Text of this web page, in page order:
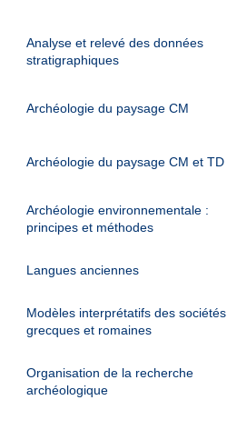
Analyse et relevé des données
stratigraphiques
Archéologie du paysage CM
Archéologie du paysage CM et TD
Archéologie environnementale :
principes et méthodes
Langues anciennes
Modèles interprétatifs des sociétés
grecques et romaines
Organisation de la recherche
archéologique